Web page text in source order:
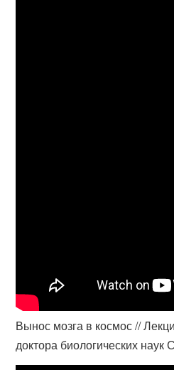
Вынос мозга в космос //
доктора биологических наук